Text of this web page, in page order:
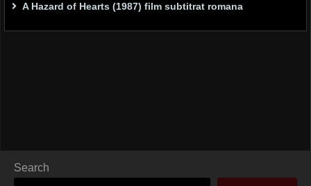
A Hazard of Hearts (1987) film subtitrat romana
Search